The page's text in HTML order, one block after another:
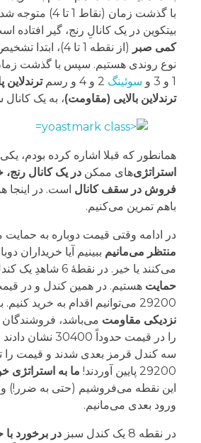
با گذشت زمان (نقاط
بیتکوین در یک کانالِ رنج، گیر افتاده
کمی صبر
(از نقطه 1 تا 4)،
نوع روندی هستیم. سپس با گذشت
1 و 3 و
سوئینگ ترندلاین
ترندلاین بالایی (مقاومت)، به یک کانال
همانطور که قبلا اشاره کرده بودم،
استراتژی‌های ممکن در یک کانال
فروش در سقف کانال است. در اینجا
باهم تمرین می‌کنیم.
در ادامه وقتی قیمت دوباره به حمایت
منتظر می‌مانیم ببینیم آیا خریداران
می‌کنند یا خیر. در نقطۀ 6 شاهدِ یک کندل سبز
حمایت هستیم. در همین کندل و در
29200 می‌توانیم اقدام به خرید کنیم. بعد از نقطه 7 که
نزدیکی مقاومت می‌باشد،
را در قیمت حدوداً
سه کندل قرمز بعدی شدند و قیمت را تا
29200 پایین آوردند!
ما به استراتژی
این نقطه می‌فروشیم (حتی به ضرر!) و
ورود بعدی می‌مانیم.
در نقطه 8 یک کندل سبز در برخورد